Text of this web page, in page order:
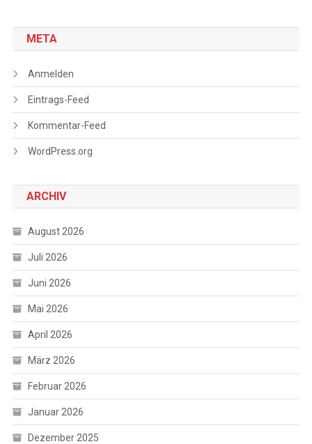
META
Anmelden
Eintrags-Feed
Kommentar-Feed
WordPress.org
ARCHIV
August 2026
Juli 2026
Juni 2026
Mai 2026
April 2026
März 2026
Februar 2026
Januar 2026
Dezember 2025